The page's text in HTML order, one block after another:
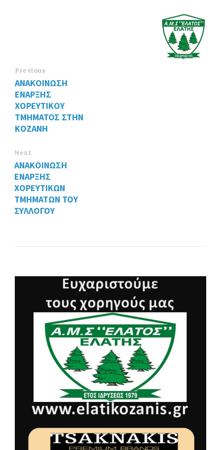
Previous
ΑΝΑΚΟΙΝΩΣΗ
ΕΝΑΡΞΗΣ
ΧΟΡΕΥΤΙΚΟΥ
ΤΜΗΜΑΤΟΣ ΣΤΗΝ
ΚΟΖΑΝΗ
Next
ΑΝΑΚΟΙΝΩΣΗ
ΕΝΑΡΞΗΣ
ΧΟΡΕΥΤΙΚΩΝ
ΤΜΗΜΑΤΩΝ ΤΟΥ
ΣΥΛΛΟΓΟΥ